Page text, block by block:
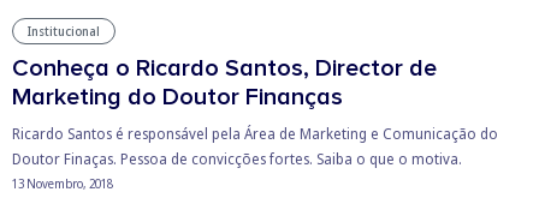
Institucional
Conheça o Ricardo Santos, Director de
Marketing do Doutor Finanças
Ricardo Santos é responsável pela Área de Marketing e Comunicação do
Doutor Finaças. Pessoa de convicções fortes. Saiba o que o motiva.
13 Novembro, 2018